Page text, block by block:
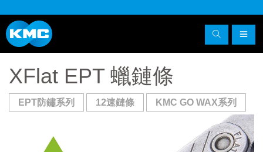
XFlat EPT 蠟鏈條
EPT防鏽系列 12速鏈條 KMC GO WAX系列